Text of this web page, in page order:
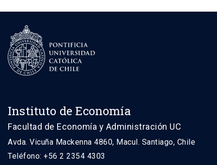
Instituto de Economía
Facultad de Economía y Administración UC
Avda. Vicuña Mackenna 4860, Macul. Santiago, Chile
Teléfono: +56 2 2354 4303